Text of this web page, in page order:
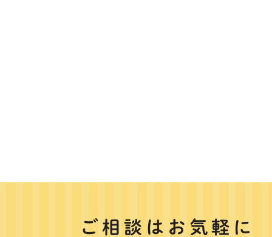
ご相談はお気軽に